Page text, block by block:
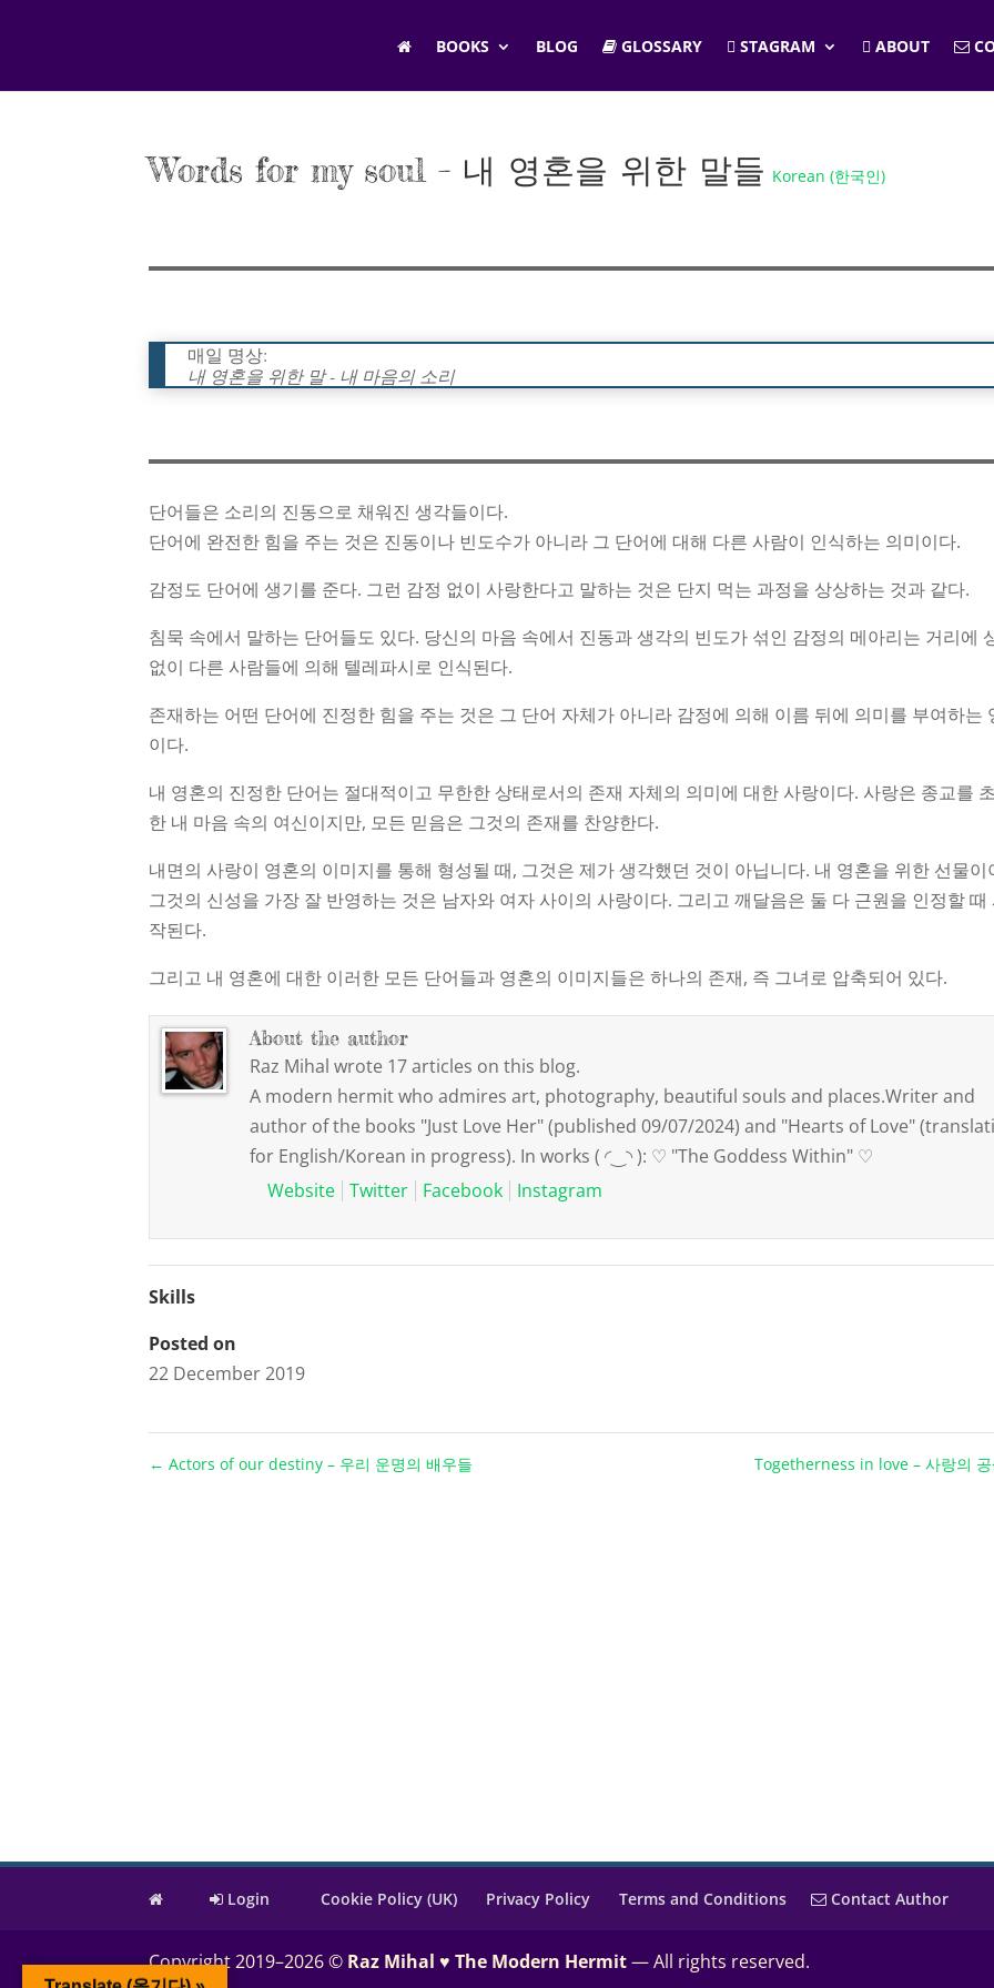
BOOKS BLOG GLOSSARY STAGRAM ABOUT
Words for my soul – 내 영혼을 위한 말들 Korean (한국인)
매일 명상:
내 영혼을 위한 말 - 내 마음의 소리
단어들은 소리의 진동으로 채워진 생각들이다.
단어에 완전한 힘을 주는 것은 진동이나 빈도수가 아니라 그 단어에 대해 다른 사람이 인식하는 의미이다.
감정도 단어에 생기를 준다. 그런 감정 없이 사랑한다고 말하는 것은 단지 먹는 과정을 상상하는 것과 같다.
침묵 속에서 말하는 단어들도 있다. 당신의 마음 속에서 진동과 생각의 빈도가 섞인 감정의 메아리는 거리에
없이 다른 사람들에 의해 텔레파시로 인식된다.
존재하는 어떤 단어에 진정한 힘을 주는 것은 그 단어 자체가 아니라 감정에 의해 이름 뒤에 의미를 부여하는
이다.
내 영혼의 진정한 단어는 절대적이고 무한한 상태로서의 존재 자체의 의미에 대한 사랑이다. 사랑은 종교를
한 내 마음 속의 여신이지만, 모든 믿음은 그것의 존재를 찬양한다.
내면의 사랑이 영혼의 이미지를 통해 형성될 때, 그것은 제가 생각했던 것이 아닙니다. 내 영혼을 위한 선물이
그것의 신성을 가장 잘 반영하는 것은 남자와 여자 사이의 사랑이다. 그리고 깨달음은 둘 다 근원을 인정할 때
작된다.
그리고 내 영혼에 대한 이러한 모든 단어들과 영혼의 이미지들은 하나의 존재, 즉 그녀로 압축되어 있다.
About the author
Raz Mihal wrote 17 articles on this blog.
A modern hermit who admires art, photography, beautiful souls and places.Writer and
author of the books "Just Love Her" (published 09/07/2024) and "Hearts of Love"
for English/Korean in progress). In works ( ◜‿◝ ): ♡ "The Goddess Within" ♡
Website
Twitter Facebook Instagram
Skills
Posted on
22 December 2019
← Actors of our destiny – 우리 운명의 배우들 Togetherness in love – 사랑의 공
Login Cookie Policy (UK) Privacy Policy Terms and Conditions Contact Author
Copyright 2019–2026 © Raz Mihal ♥ The Modern Hermit— All rights reserved.